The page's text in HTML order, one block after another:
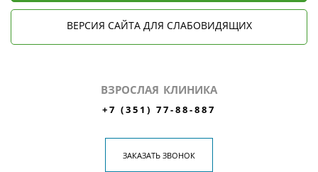
ВЕРСИЯ САЙТА ДЛЯ СЛАБОВИДЯЩИХ
ВЗРОСЛАЯ КЛИНИКА
+7 (351) 77-88-887
ЗАКАЗАТЬ ЗВОНОК